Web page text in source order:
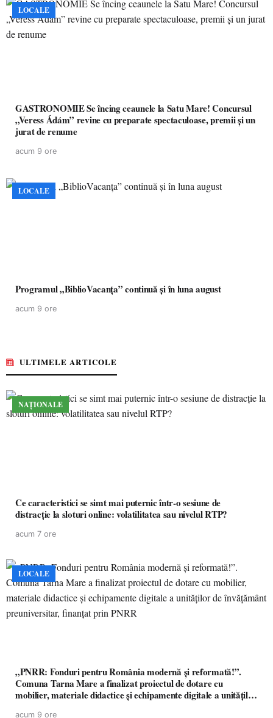
LOCALE
GASTRONOMIE Se încing ceaunele la Satu Mare! Concursul
„Veress Ádám” revine cu preparate spectaculoase, premii și un
jurat de renume
acum 9 ore
LOCALE
Programul „BiblioVacanța” continuă și în luna august
acum 9 ore
ULTIMELE ARTICOLE
NAȚIONALE
Ce caracteristici se simt mai puternic într-o sesiune de
distracție la sloturi online: volatilitatea sau nivelul RTP?
acum 7 ore
LOCALE
„PNRR: Fonduri pentru România modernă și reformată!”.
Comuna Tarna Mare a finalizat proiectul de dotare cu
mobilier, materiale didactice și echipamente digitale a unităților
acum 9 ore